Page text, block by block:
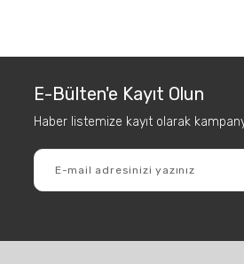
Yorum Yaz
E-Bülten'e Kayıt Olun
Haber listemize kayıt olarak